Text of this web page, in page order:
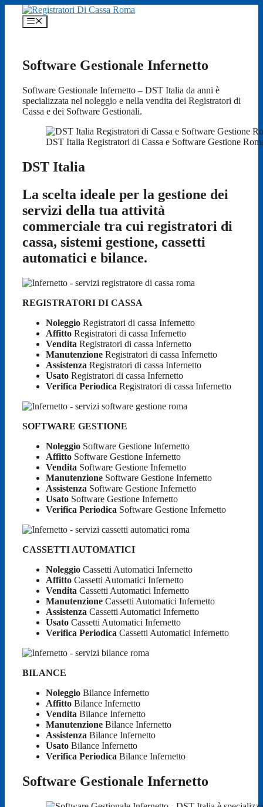
contenuto
Menu
Software Gestionale Infernetto
Software Gestionale Infernetto – DST Italia da anni è
specializzata nel noleggio e nella vendita dei Registratori di
Cassa e dei Software Gestionali.
DST Italia Registratori di Cassa e Software Gestione
DST Italia
La scelta ideale per la gestione dei
servizi della tua attività
commerciale tra cui registratori di
cassa, sistemi gestione, cassetti
automatici e bilance.
REGISTRATORI DI CASSA
Noleggio Registratori di cassa Infernetto
Affitto Registratori di cassa Infernetto
Vendita Registratori di cassa Infernetto
Manutenzione Registratori di cassa Infernetto
Assistenza Registratori di cassa Infernetto
Usato Registratori di cassa Infernetto
Verifica Periodica Registratori di cassa Infernetto
SOFTWARE GESTIONE
Noleggio Software Gestione Infernetto
Affitto Software Gestione Infernetto
Vendita Software Gestione Infernetto
Manutenzione Software Gestione Infernetto
Assistenza Software Gestione Infernetto
Usato Software Gestione Infernetto
Verifica Periodica Software Gestione Infernetto
CASSETTI AUTOMATICI
Noleggio Cassetti Automatici Infernetto
Affitto Cassetti Automatici Infernetto
Vendita Cassetti Automatici Infernetto
Manutenzione Cassetti Automatici Infernetto
Assistenza Cassetti Automatici Infernetto
Usato Cassetti Automatici Infernetto
Verifica Periodica Cassetti Automatici Infernetto
BILANCE
Noleggio Bilance Infernetto
Affitto Bilance Infernetto
Vendita Bilance Infernetto
Manutenzione Bilance Infernetto
Assistenza Bilance Infernetto
Usato Bilance Infernetto
Verifica Periodica Bilance Infernetto
Software Gestionale Infernetto